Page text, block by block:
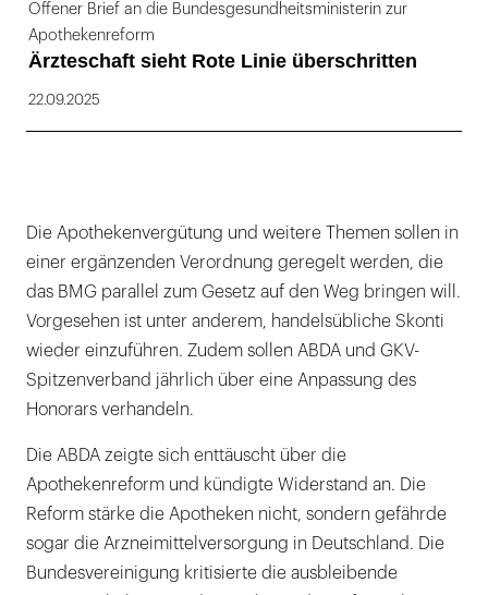
Offener Brief an die Bundesgesundheitsministerin zur
Apothekenreform
Ärzteschaft sieht Rote Linie überschritten
22.09.2025
Die Apothekenvergütung und weitere Themen sollen in
einer ergänzenden Verordnung geregelt werden, die
das BMG parallel zum Gesetz auf den Weg bringen will.
Vorgesehen ist unter anderem, handelsübliche Skonti
wieder einzuführen. Zudem sollen ABDA und GKV-
Spitzenverband jährlich über eine Anpassung des
Honorars verhandeln.
Die ABDA zeigte sich enttäuscht über die
Apothekenreform und kündigte Widerstand an. Die
Reform stärke die Apotheken nicht, sondern gefährde
sogar die Arzneimittelversorgung in Deutschland. Die
Bundesvereinigung kritisierte die ausbleibende